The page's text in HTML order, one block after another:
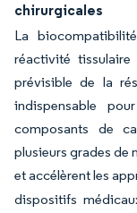
chirurgicales
La
réactivité
prévisible de la
indispensable
composants de
plusieurs grades de
et accélèrent les
dispositifs